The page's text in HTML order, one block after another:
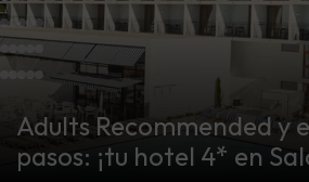
Adults Recommended y
pasos: ¡tu hotel 4* en